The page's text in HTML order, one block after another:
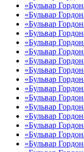
«Бульвар
«Бульвар
«Бульвар
«Бульвар
«Бульвар
«Бульвар
«Бульвар
«Бульвар
«Бульвар
«Бульвар
«Бульвар
«Бульвар
«Бульвар
«Бульвар
«Бульвар
«Бульвар